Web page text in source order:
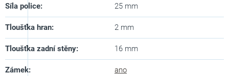
Síla police: 25 mm
Tloušťka hran: 2 mm
Tloušťka zadní stěny: 16 mm
Zámek: ano